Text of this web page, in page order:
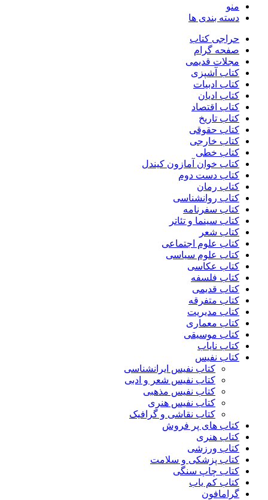
منو
دسته بندی ها
حراجی کتاب
صفحه گرام
مجلات قدیمی
کتاب آشپزی
کتاب ادبیات
کتاب ادیان
کتاب اقتصاد
کتاب تاریخ
کتاب حقوقی
کتاب خارجی
کتاب خطی
کتاب خوان آمازون کیندل
کتاب دست دوم
کتاب رمان
کتاب روانشناسی
کتاب سفرنامه
کتاب سینما و تئاتر
کتاب شعر
کتاب علوم اجتماعی
کتاب علوم سیاسی
کتاب عکاسی
کتاب فلسفه
کتاب قدیمی
کتاب متفرقه
کتاب مدیریت
کتاب معماری
کتاب موسیقی
کتاب نایاب
کتاب نفیس
کتاب نفیس ایرانشناسی
کتاب نفیس شعر و ادبی
کتاب نفیس مذهبی
کتاب نفیس هنری
کتاب نقاشی و گرافیک
کتاب های پر فروش
کتاب هنری
کتاب ورزشی
کتاب پزشکی و سلامت
کتاب چاپ سنگی
کتاب کم یاب
گرامافون